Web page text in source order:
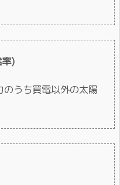
)
うち買電以外の太陽